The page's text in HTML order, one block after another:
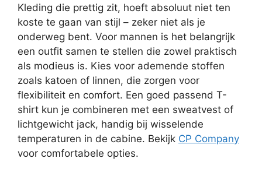
Kleding die prettig zit, hoeft absoluut niet ten
koste te gaan van stijl – zeker niet als je
onderweg bent. Voor mannen is het belangrijk
een outfit samen te stellen die zowel praktisch
als modieus is. Kies voor ademende stoffen
zoals katoen of linnen, die zorgen voor
flexibiliteit en comfort. Een goed passend T-
shirt kun je combineren met een sweatvest of
lichtgewicht jack, handig bij wisselende
temperaturen in de cabine. Bekijk CP Company
voor comfortabele opties.